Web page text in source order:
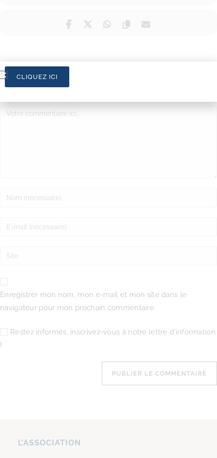
LAISSER UN COMMENTAIRE
Enregistrer mon nom, mon e-mail et mon site dans le
navigateur pour mon prochain commentaire.
Restez informés, inscrivez-vous à notre lettre d'information
!
L’ASSOCIATION
CLIQUEZ ICI